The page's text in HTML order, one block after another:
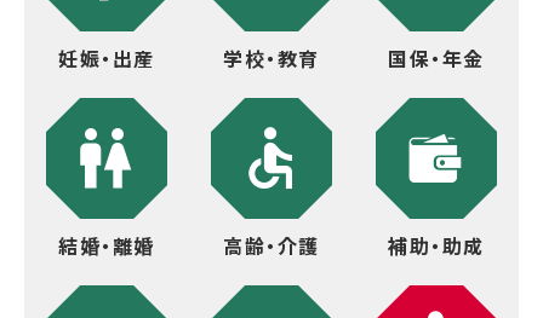
妊娠・出産 学校・教育 国保・年金
結婚・離婚 高齢・介護 補助・助成